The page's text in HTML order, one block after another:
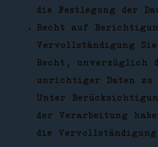
die Festlegung der
Recht auf
Vervollständigung Sie
Recht, unverzüglich
unrichtiger Daten zu
Unter
der Verarbeitung
die